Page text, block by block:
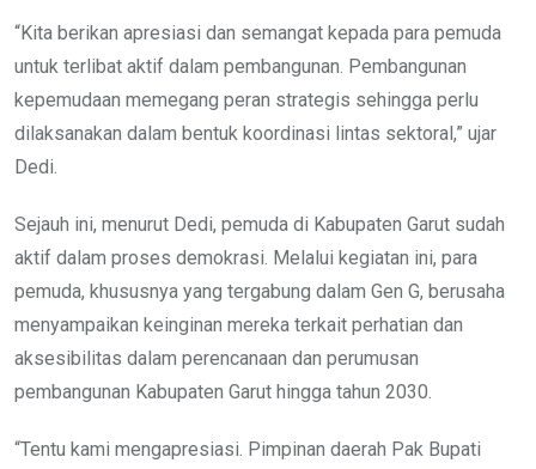
“Kita berikan apresiasi dan semangat kepada para pemuda
untuk terlibat aktif dalam pembangunan. Pembangunan
kepemudaan memegang peran strategis sehingga perlu
dilaksanakan dalam bentuk koordinasi lintas sektoral,” ujar
Dedi.
Sejauh ini, menurut Dedi, pemuda di Kabupaten Garut sudah
aktif dalam proses demokrasi. Melalui kegiatan ini, para
pemuda, khususnya yang tergabung dalam Gen G, berusaha
menyampaikan keinginan mereka terkait perhatian dan
aksesibilitas dalam perencanaan dan perumusan
pembangunan Kabupaten Garut hingga tahun 2030.
“Tentu kami mengapresiasi. Pimpinan daerah Pak Bupati